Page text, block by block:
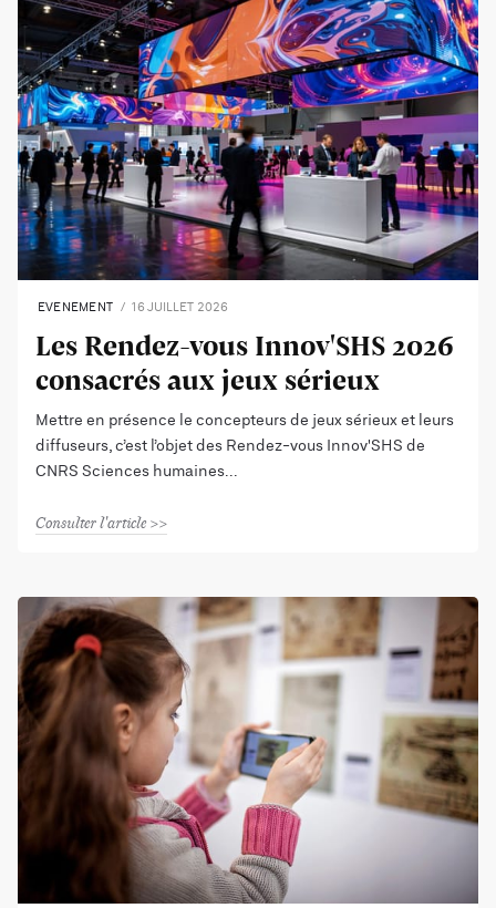
EVENEMENT 16 JUILLET 2026
Les Rendez-vous Innov'SHS 2026
consacrés aux jeux sérieux
Mettre en présence le concepteurs de jeux sérieux et leurs
diffuseurs, c’est l’objet des Rendez-vous Innov'SHS de
CNRS Sciences humaines
Consulter l'article